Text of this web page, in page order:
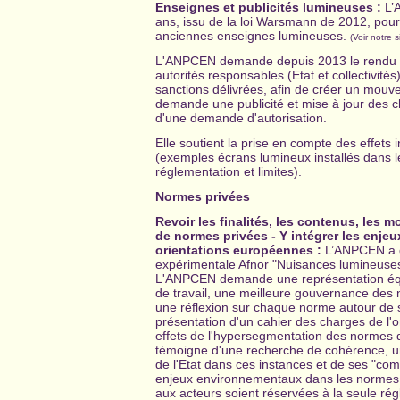
Enseignes et publicités lumineuses :
ans, issu de la loi Warsmann de 2012,
anciennes enseignes lumineuses.
(Voir notre
L'ANPCEN demande depuis 2013 le
autorités responsables (Etat et
sanctions délivrées, afin de créer un
demande une publicité et mise à jour des
d'une demande d'autorisation.
Elle soutient la prise en compte des effets
(exemples écrans lumineux installés dans
réglementation et limites).
Normes privées
Revoir les finalités, les contenus, les
de normes privées - Y intégrer les
orientations européennes : L’ANPCEN
expérimentale Afnor "Nuisances
L'ANPCEN demande une représentation
de travail, une meilleure gouvernance
une réflexion sur chaque norme autour
présentation d'un cahier des charges de
effets de l'hypersegmentation des
témoigne d'une recherche de cohérence,
de l'Etat dans ces instances et de ses
enjeux environnementaux dans les
aux acteurs soient réservées à la seule